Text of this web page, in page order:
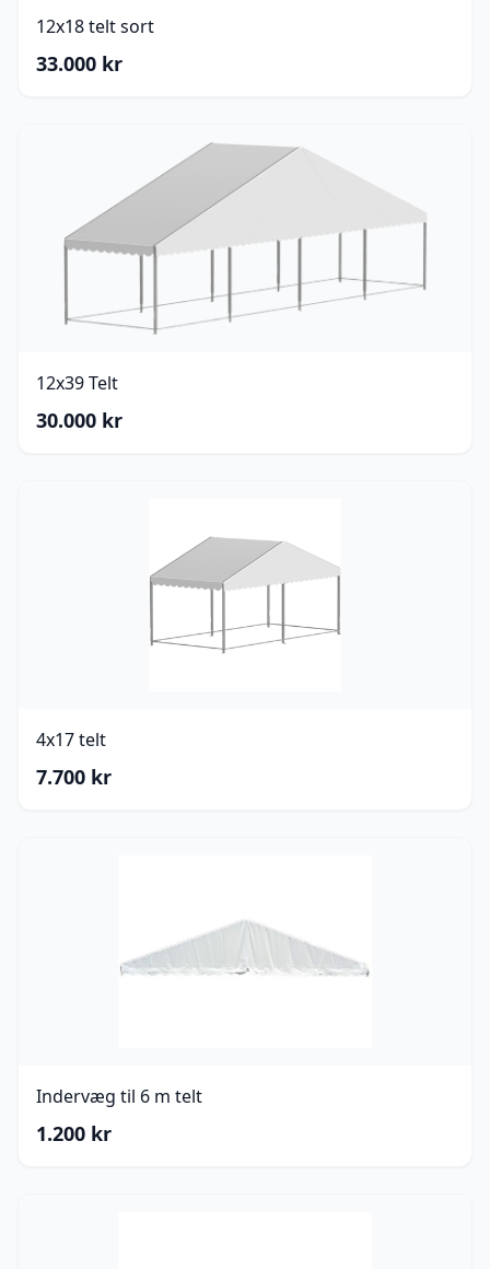
12x18 telt sort
33.000 kr
12x39 Telt
30.000 kr
4x17 telt
7.700 kr
Indervæg til 6 m telt
1.200 kr